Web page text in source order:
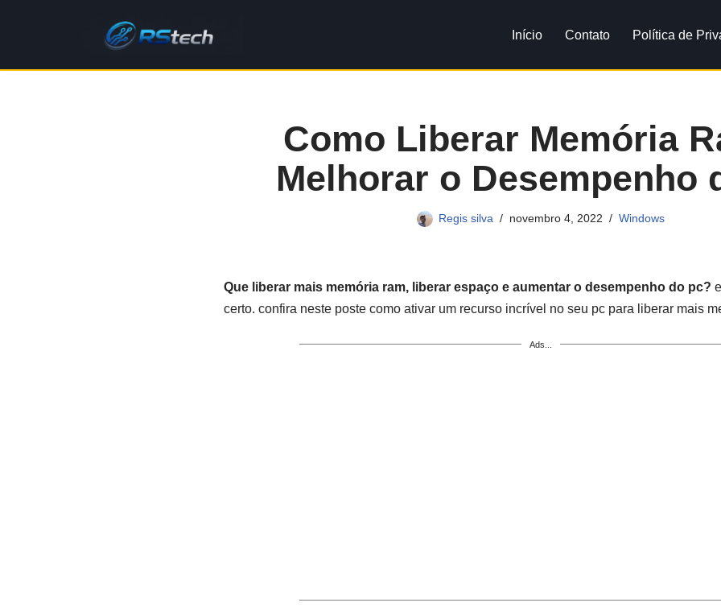
para
Início Contato Política de
Como Liberar Memória
Melhorar o Desempenho
Regis silva novembro 4, 2022 Windows
Que liberar mais memória ram, liberar espaço e aumentar o desempenho do pc?
certo. confira neste poste como ativar um recurso incrível no seu pc para liberar mais
Ads...